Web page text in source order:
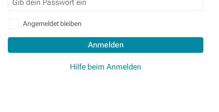
Angemeldet bleiben
Anmelden
Hilfe beim Anmelden